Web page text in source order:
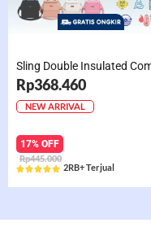
Rp368.460
NEW ARRIVAL
17% OFF
Rp445.000
Rated
2RB+ Terjual